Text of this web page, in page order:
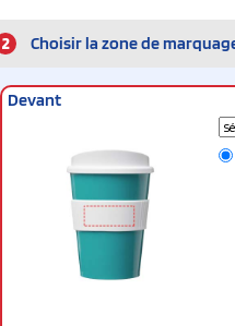
2 Choisir la zone de
Devant